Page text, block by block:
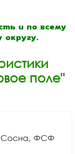
и по всему
поле"
Сосна, ФСФ